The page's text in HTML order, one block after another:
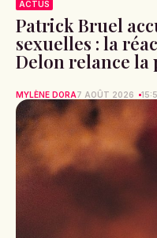
ACTUS
Patrick Bruel
sexuelles : la
Delon relance la
MYLÈNE DORA7 AOÛT 2026